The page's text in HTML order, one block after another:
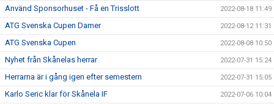
Använd Sponsorhuset - Få en Trisslott 2022-08-18 11:49
ATG Svenska Cupen Damer 2022-08-12 11:31
ATG Svenska Cupen 2022-08-08 10:50
Nyhet från Skånelas herrar 2022-07-31 15:24
Herrarna är i gång igen efter semestern 2022-07-31 15:05
Karlo Seric klar för Skånela IF 2022-07-06 10:04